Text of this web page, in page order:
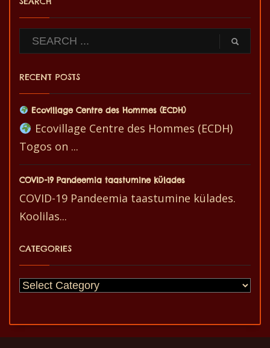
RECENT POSTS
Ecovillage Centre des Hommes (ECDH)
Ecovillage Centre des Hommes (ECDH)
Togos on ...
COVID-19 Pandeemia taastumine külades
COVID-19 Pandeemia taastumine külades.
Koolilas...
CATEGORIES